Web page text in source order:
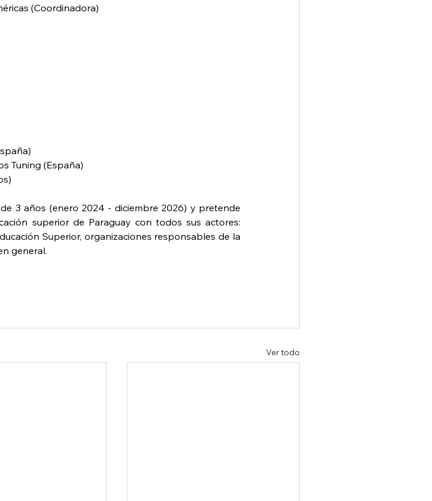
(Coordinadora)
Tuning (España)
3 años (enero 2024 - diciembre 2026) y pretende
superior de Paraguay con todos sus actores:
Superior, organizaciones responsables de la
general.
Ver todo